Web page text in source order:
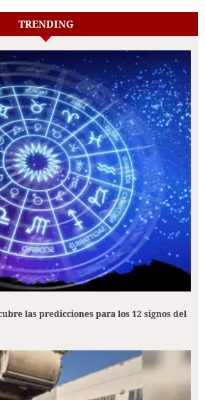
TRENDING
las predicciones para los 12 signos del